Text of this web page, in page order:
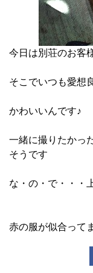
今日は別荘のお客
そこでいつも愛想
かわいいんです♪
一緒に撮りたかっ
そうです
な・の・で・・・
赤の服が似合って